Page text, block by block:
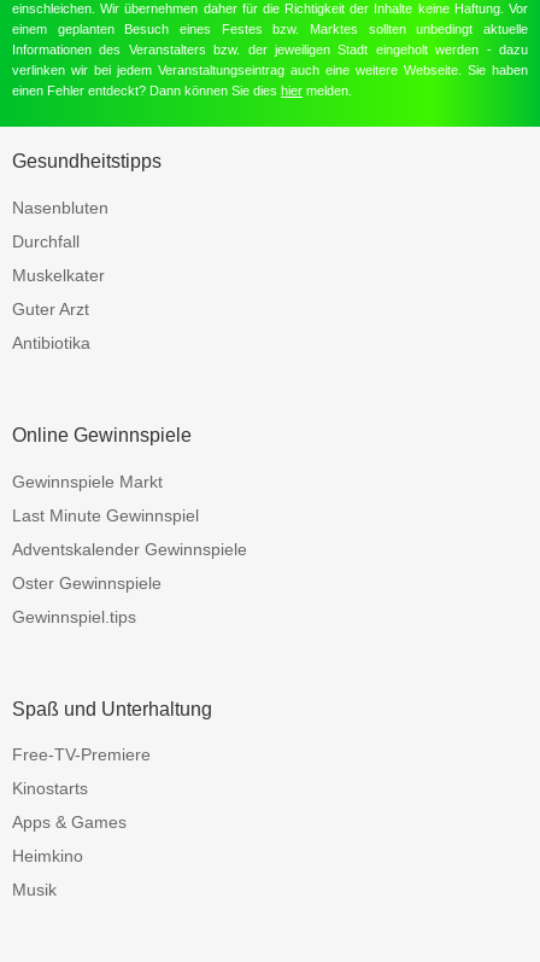
einschleichen. Wir übernehmen daher für die Richtigkeit der Inhalte keine Haftung. Vor
einem geplanten Besuch eines Festes bzw. Marktes sollten unbedingt aktuelle
Informationen des Veranstalters bzw. der jeweiligen Stadt eingeholt werden - dazu
verlinken wir bei jedem Veranstaltungseintrag auch eine weitere Webseite. Sie haben
einen Fehler entdeckt? Dann können Sie dies hier melden.
Gesundheitstipps
Nasenbluten
Durchfall
Muskelkater
Guter Arzt
Antibiotika
Online Gewinnspiele
Gewinnspiele Markt
Last Minute Gewinnspiel
Adventskalender Gewinnspiele
Oster Gewinnspiele
Gewinnspiel.tips
Spaß und Unterhaltung
Free-TV-Premiere
Kinostarts
Apps & Games
Heimkino
Musik